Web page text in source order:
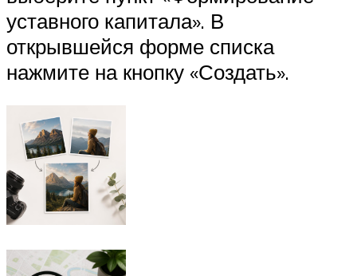
уставного капитала». В
открывшейся форме списка
нажмите на кнопку «Создать».